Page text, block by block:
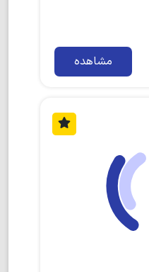
مشاهده